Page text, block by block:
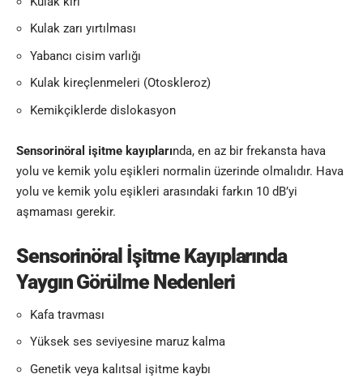
Kulak zarı yırtılması
Yabancı cisim varlığı
Kulak kireçlenmeleri (Otoskleroz)
Kemikçiklerde dislokasyon
Sensorinöral işitme kayıplarında, en az bir frekansta hava
yolu ve kemik yolu eşikleri normalin üzerinde olmalıdır. Hava
yolu ve kemik yolu eşikleri arasındaki farkın 10 dB’yi
aşmaması gerekir.
Sensorinöral İşitme Kayıplarında
Yaygın Görülme Nedenleri
Kafa travması
Yüksek ses seviyesine maruz kalma
Genetik veya kalıtsal işitme kaybı